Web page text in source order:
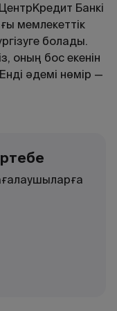
Банкі
мемлекеттік
болады.
оның бос екенін
әдемі нөмір —